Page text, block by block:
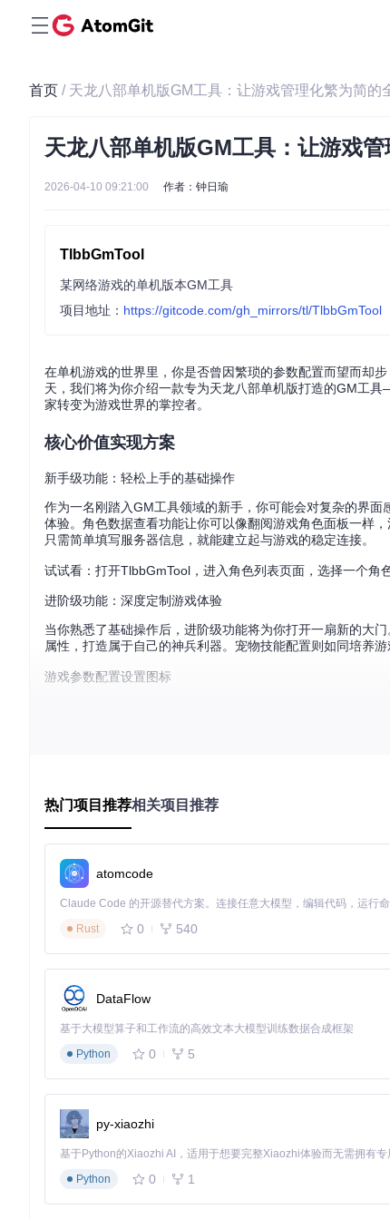
首页 / 天龙八部单机版GM工具：让游戏管理化繁为简的
天龙八部单机版GM工具：让游戏
2026-04-10 09:21:00 作者：钟日瑜
TlbbGmTool
某网络游戏的单机版本GM工具
项目地址： https://gitcode.com/gh_mirrors/tl/TlbbGmTool
在单机游戏的世界里，你是否曾因繁琐的参数配置而望而却
天，我们将为你介绍一款专为天龙八部单机版打造的GM工
家转变为游戏世界的掌控者。
核心价值实现方案
新手级功能：轻松上手的基础操作
作为一名刚踏入GM工具领域的新手，你可能会对复杂的界
体验。角色数据查看功能让你可以像翻阅游戏角色面板一样
只需简单填写服务器信息，就能建立起与游戏的稳定连接。
试试看：打开TlbbGmTool，进入角色列表页面，选择一个角
进阶级功能：深度定制游戏体验
当你熟悉了基础操作后，进阶级功能将为你打开一扇新的大
属性，打造属于自己的神兵利器。宠物技能配置则如同培养
游戏参数配置设置图标
试试看：选择一件装备，尝试调整其攻击力属性，然后在游
独一无二的游戏剧情。
试试看：使用数据库管理功能，修改一个任务的完成条件，
实战指南实现方案
如何用TlbbGmTool解决角色属性调整问题
准备：打开TlbbGmTool，确保已成功连接到游戏服务器。
graph LR
A[打开TlbbGmTool] --> B[连接游戏服务器]
B --> C[进入角色编辑页面]
D --> E[保存修改]
如何用TlbbGmTool解决装备自定义问题
准备：在TlbbGmTool中找到装备管理模块，准备好要自定
深度解析实现方案
热门项目推荐相关项目推荐
atomcode
Rust
0 540
DataFlow
基于大模型算子和工作流的高效文本大模型训练数据合成框架
Python
0 5
py-xiaozhi
Python
0 1